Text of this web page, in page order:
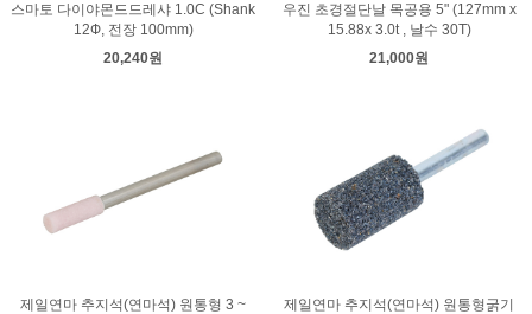
스마토 다이야몬드드레샤 1.0C (Shank
12Ф, 전장 100mm)
20,240원
우진 초경절단날 목공용 5" (127mm x
15.88x 3.0t , 날수 30T)
21,000원
제일연마 추지석(연마석) 원통형 3 ~
제일연마 추지석(연마석) 원통형굵기